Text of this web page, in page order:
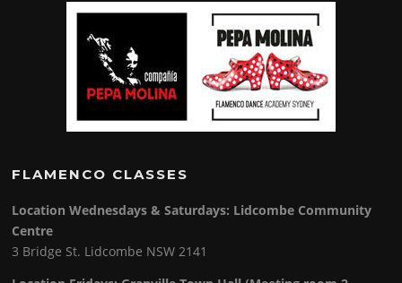
FLAMENCO CLASSES
Location Wednesdays & Saturdays: Lidcombe Community
Centre
3 Bridge St. Lidcombe NSW 2141